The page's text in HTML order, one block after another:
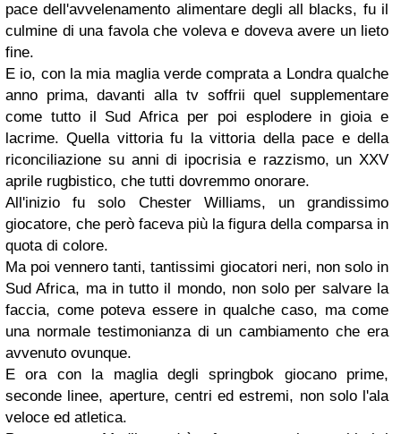
pace dell'avvelenamento alimentare degli all blacks, fu il
culmine di una favola che voleva e doveva avere un lieto
fine.
E io, con la mia maglia verde comprata a Londra qualche
anno prima, davanti alla tv soffrii quel supplementare
come tutto il Sud Africa per poi esplodere in gioia e
lacrime. Quella vittoria fu la vittoria della pace e della
riconciliazione su anni di ipocrisia e razzismo, un XXV
aprile rugbistico, che tutti dovremmo onorare.
All'inizio fu solo Chester Williams, un grandissimo
giocatore, che però faceva più la figura della comparsa in
quota di colore.
Ma poi vennero tanti, tantissimi giocatori neri, non solo in
Sud Africa, ma in tutto il mondo, non solo per salvare la
faccia, come poteva essere in qualche caso, ma come
una normale testimonianza di un cambiamento che era
avvenuto ovunque.
E ora con la maglia degli springbok giocano prime,
seconde linee, aperture, centri ed estremi, non solo l'ala
veloce ed atletica.